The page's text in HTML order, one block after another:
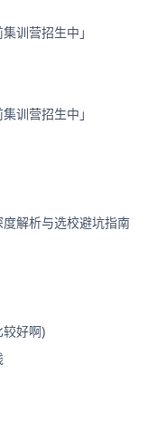
训营招生中」
训营招生中」
解析与选校避坑指南
好啊)